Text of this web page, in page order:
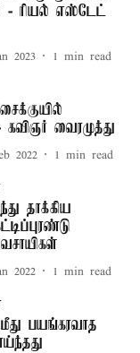
- ரியல் எஸ்டேட்
2023 1 min read
கவிஞர் வைரமுத்து
2022 1 min read
தாக்கிய
2022 1 min read
பயங்கரவாத